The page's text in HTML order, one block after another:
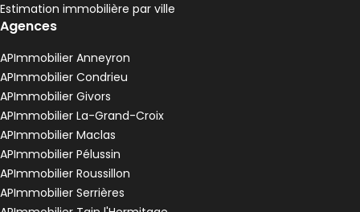
Estimation immobilière par ville
Agences
APImmobilier Anneyron
APImmobilier Condrieu
APImmobilier Givors
APImmobilier La-Grand-Croix
APImmobilier Maclas
APImmobilier Pélussin
APImmobilier Roussillon
APImmobilier Serrières